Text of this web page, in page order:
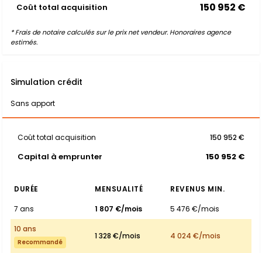
Coût total acquisition 150 952 €
* Frais de notaire calculés sur le prix net vendeur. Honoraires agence
estimés.
Simulation crédit
Sans apport
Coût total acquisition 150 952 €
Capital à emprunter 150 952 €
DURÉE MENSUALITÉ
REVENUS MIN.
7 ans
1 807 €/mois
5 476 €/mois
10 ans
Recommandé
1 328 €/mois 4 024 €/mois